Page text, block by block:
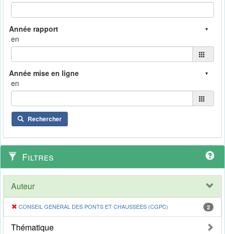
en
en
Rechercher
Filtres
Auteur
CONSEIL GENERAL DES PONTS ET CHAUSSEES (CGPC) 2
Thématique